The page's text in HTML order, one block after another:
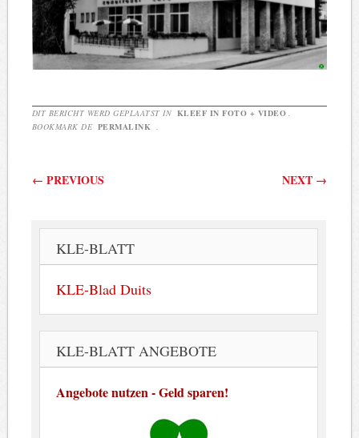
DIT BERICHT WERD GEPLAATST IN KLEEF IN FOTO + VIDEO .
BOOKMARK DE PERMALINK .
Berichtnavigatie
← PREVIOUS NEXT →
KLE-BLATT
KLE-Blad Duits
KLE-BLATT ANGEBOTE
Angebote nutzen - Geld sparen!